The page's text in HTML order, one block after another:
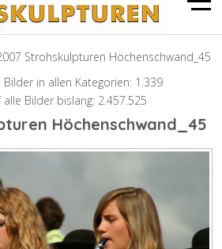
Strohskulpturen Höchenschwand_45
in allen Kategorien: 1.339
alle Bilder bislang: 2.457.525
Höchenschwand_45